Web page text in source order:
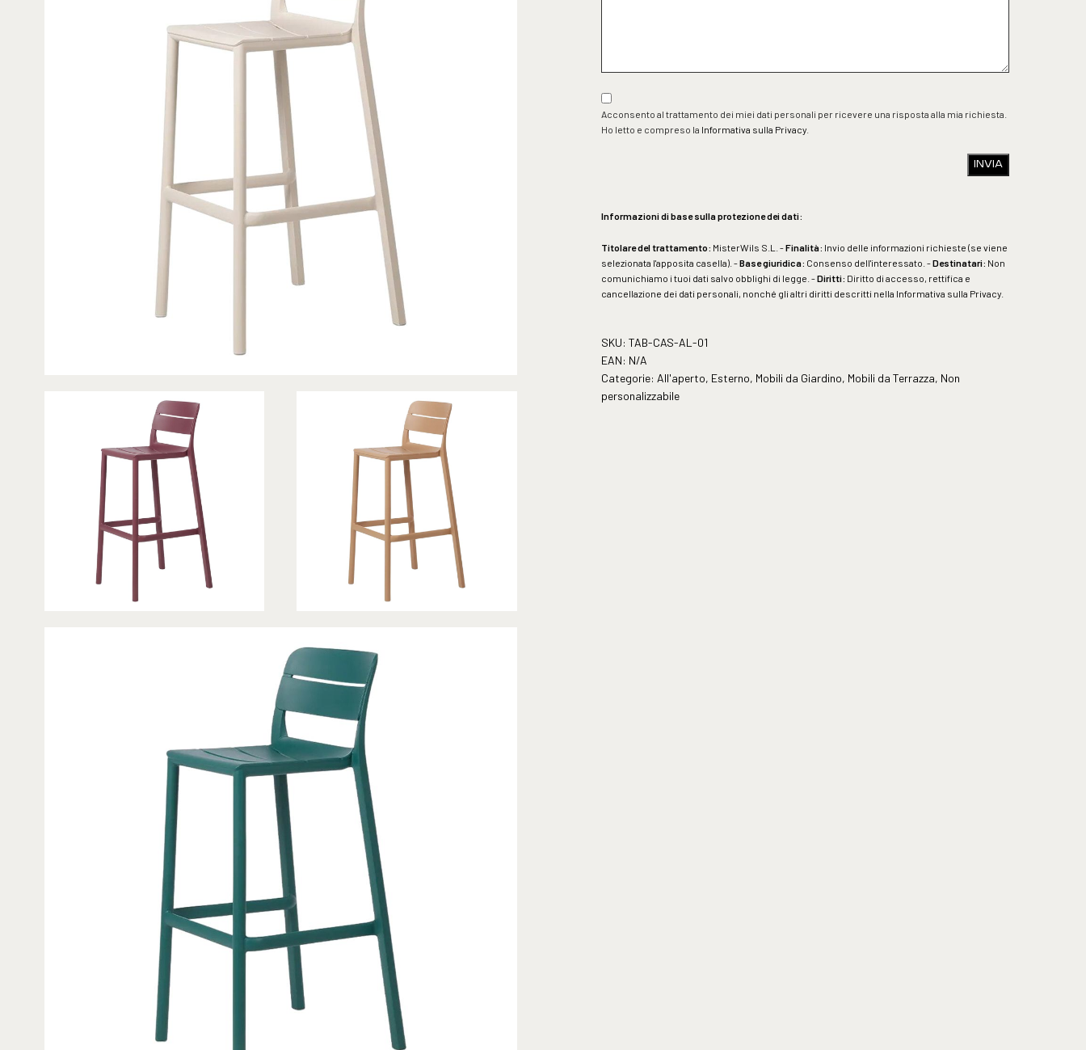
Acconsento al trattamento dei miei dati personali per ricevere una risposta alla mia richiesta.
Ho letto e compreso la Informativa sulla Privacy
INVIA
Informazioni di base sulla protezione dei dati:
Titolare del trattamento: MisterWils S.L. -Finalità: Invio delle informazioni richieste (se viene
selezionata l'apposita casella). -Base giuridica: Consenso dell'interessato. -Destinatari: Non
comunichiamo i tuoi dati salvo obblighi di legge. -Diritti: Diritto di accesso, rettifica e
cancellazione dei dati personali, nonché gli altri diritti descritti nella Informativa sulla Privacy
SKU:TAB-CAS-AL-01
EAN: N/A
Categorie: All'aperto, Esterno, Mobili da Giardino, Mobili da Terrazza, Non
personalizzabile